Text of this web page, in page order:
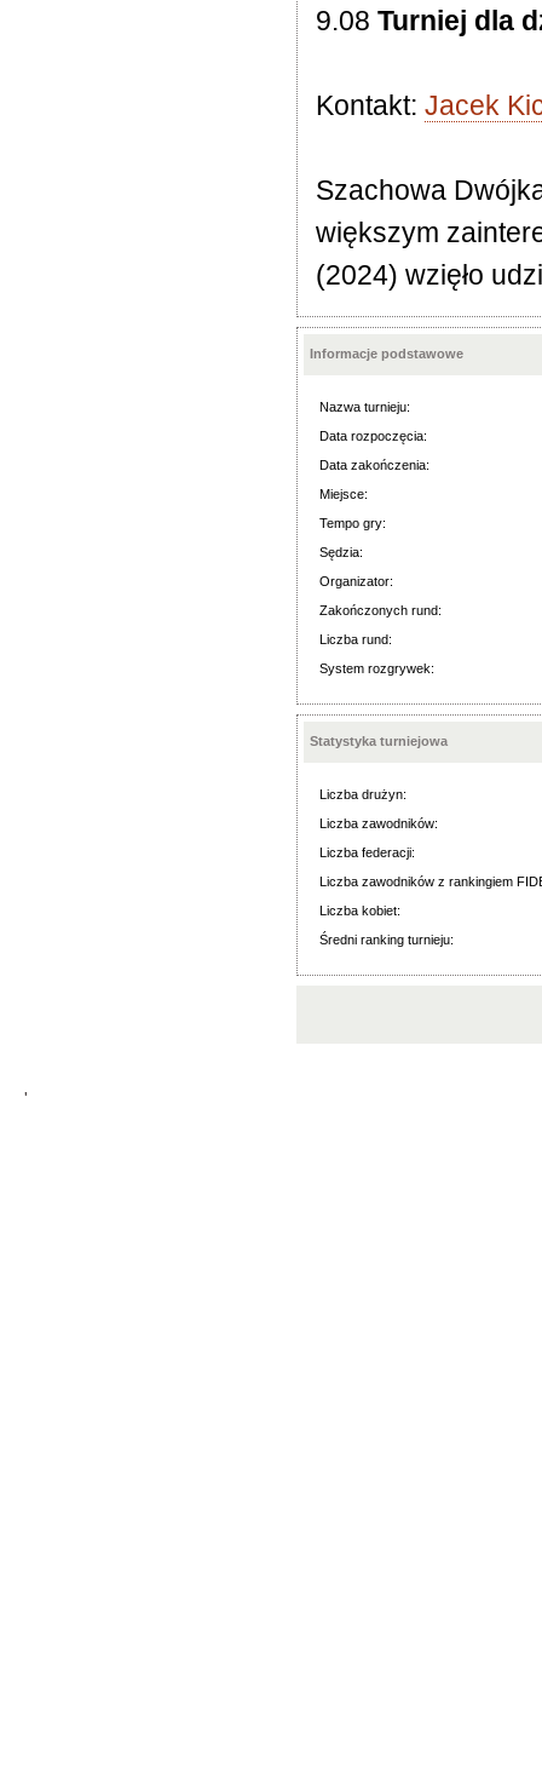
9.08 Turniej dla
Kontakt: Jacek
Szachowa
większym
(2024) wzięło
Informacje podstawowe
Nazwa turnieju:
Data rozpoczęcia:
Data zakończenia:
Miejsce:
Tempo gry:
Sędzia:
Organizator:
Zakończonych rund:
Liczba rund:
System rozgrywek:
Statystyka turniejowa
Liczba drużyn:
Liczba zawodników:
Liczba federacji:
Liczba zawodników z rankingiem
Liczba kobiet:
Średni ranking turnieju:
'